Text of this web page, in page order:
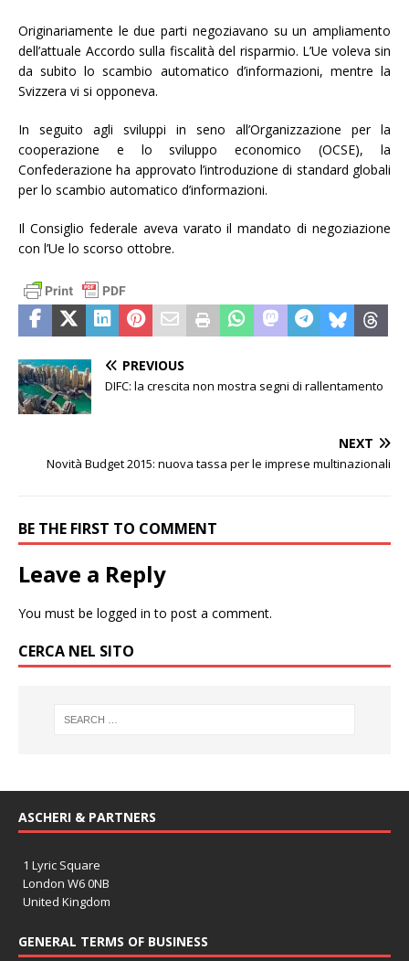
Originariamente le due parti negoziavano su un ampliamento
dell’attuale Accordo sulla fiscalità del risparmio. L’Ue voleva sin
da subito lo scambio automatico d’informazioni, mentre la
Svizzera vi si opponeva.
In seguito agli sviluppi in seno all’Organizzazione per la
cooperazione e lo sviluppo economico (OCSE), la
Confederazione ha approvato l’introduzione di standard globali
per lo scambio automatico d’informazioni.
Il Consiglio federale aveva varato il mandato di negoziazione
con l’Ue lo scorso ottobre.
PREVIOUS
DIFC: la crescita non mostra segni di rallentamento
NEXT
Novità Budget 2015: nuova tassa per le imprese multinazionali
BE THE FIRST TO COMMENT
Leave a Reply
You must be logged in to post a comment.
CERCA NEL SITO
ASCHERI & PARTNERS
1 Lyric Square
London W6 0NB
United Kingdom
GENERAL TERMS OF BUSINESS